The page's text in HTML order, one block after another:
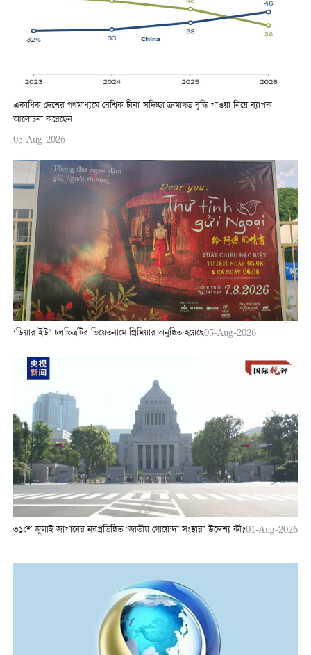
একাধিক দেশের গণমাধ্যমে বৈশ্বিক চীনা-সদিচ্ছা ক্রমাগত বৃদ্ধি পাওয়া নিয়ে ব্যাপক
আলোচনা করেছেন
05-Aug-2026
‘ডিয়ার ইউ’ চলচ্চিত্রটির ভিয়েতনামে প্রিমিয়ার অনুষ্ঠিত হয়েছে05-Aug-2026
৩১শে জুলাই জাপানের নবপ্রতিষ্ঠিত ‘জাতীয় গোয়েন্দা সংস্থার’ উদ্দেশ্য কী?01-Aug-2026